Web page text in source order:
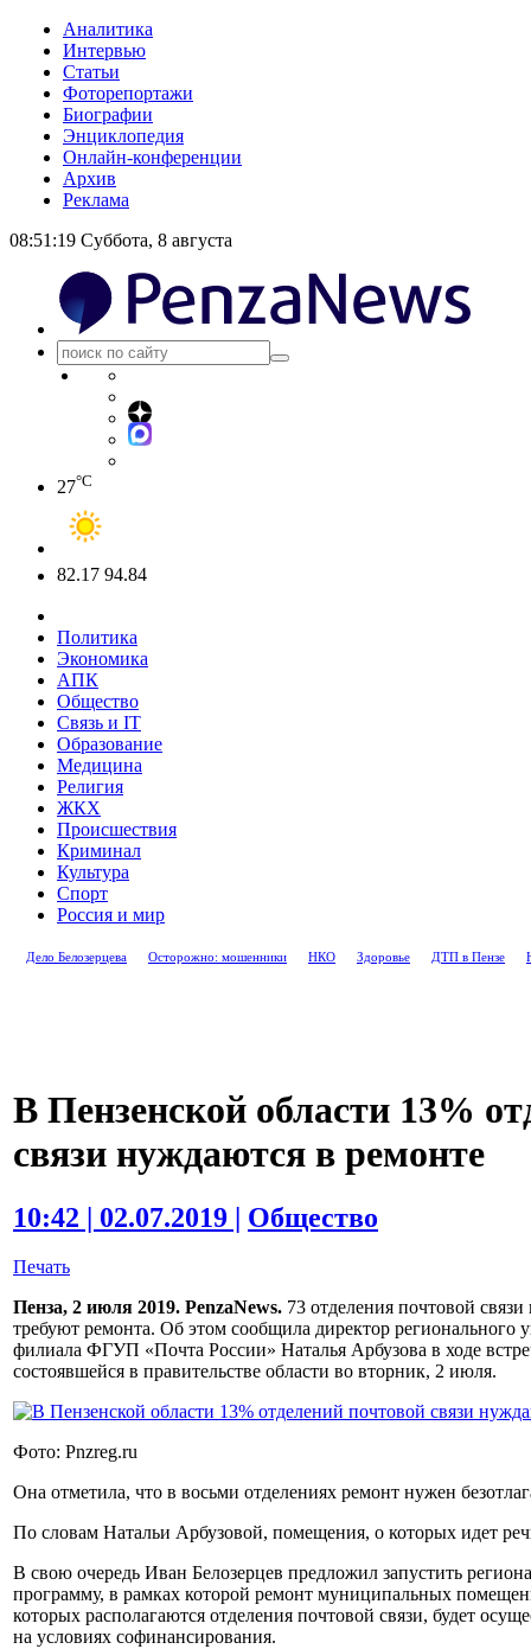
Аналитика
Интервью
Статьи
Фоторепортажи
Биографии
Энциклопедия
Онлайн-конференции
Архив
Реклама
08:51:20 Суббота, 8 августа
27°C
82.17 94.84
Политика
Экономика
АПК
Общество
Связь и IT
Образование
Медицина
Религия
ЖКХ
Происшествия
Криминал
Культура
Спорт
Россия и мир
Дело Белозерцева Осторожно: мошенники НКО Здоровье ДТП в Пензе
В Пензенской области 13%
связи нуждаются в ремонте
10:42 | 02.07.2019 | Общество
Печать
Пенза, 2 июля 2019. PenzaNews. 73 отделения почтовой
требуют ремонта. Об этом сообщила директор
филиала ФГУП «Почта России» Наталья Арбузова в ходе
состоявшейся в правительстве области во вторник, 2 июля.
Фото: Pnzreg.ru
Она отметила, что в восьми отделениях ремонт нужен
По словам Натальи Арбузовой, помещения, о которых идет
В свою очередь Иван Белозерцев предложил запустить
программу, в рамках которой ремонт муниципальных
которых располагаются отделения почтовой связи, будет
на условиях софинансирования.